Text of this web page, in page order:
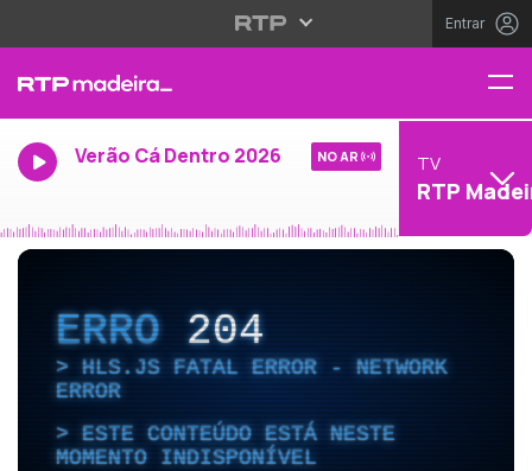
Entrar
Verão Cá Dentro 2026 NO AR TV
RTP
ERRO204
HLS.JS FATAL ERROR - NETWORK
ERROR
ESTE CONTEÚDO ESTÁ NESTE
MOMENTO INDISPONÍVEL